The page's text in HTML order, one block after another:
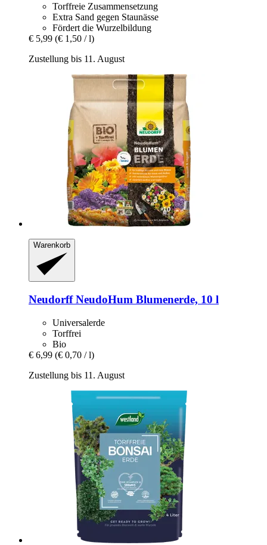
Torffreie Zusammensetzung
Extra Sand gegen Staunässe
Fördert die Wurzelbildung
€ 5,99 (€ 1,50 / l)
Zustellung bis 11. August
Warenkorb
NeudorffNeudoHum Blumenerde, 10 l
Universalerde
Torffrei
Bio
€ 6,99 (€ 0,70 / l)
Zustellung bis 11. August